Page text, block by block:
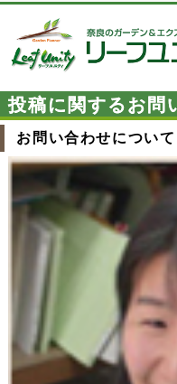
投稿に関するお問
お問い合わせについて